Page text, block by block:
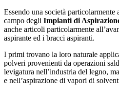
Essendo una società
campo degli Impianti di
anche articoli particolarmente
aspirante ed i bracci aspiranti.
I primi trovano la loro naturale
polveri provenienti da operazioni
levigatura nell’industria del legno,
e nell’aspirazione di vapori di